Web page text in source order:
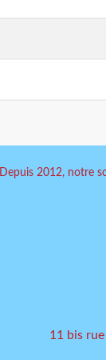
Depuis 2012, notre
11 bis